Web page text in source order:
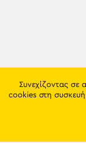
Συνεχίζοντας σε
cookies στη